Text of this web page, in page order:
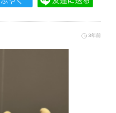
3年前